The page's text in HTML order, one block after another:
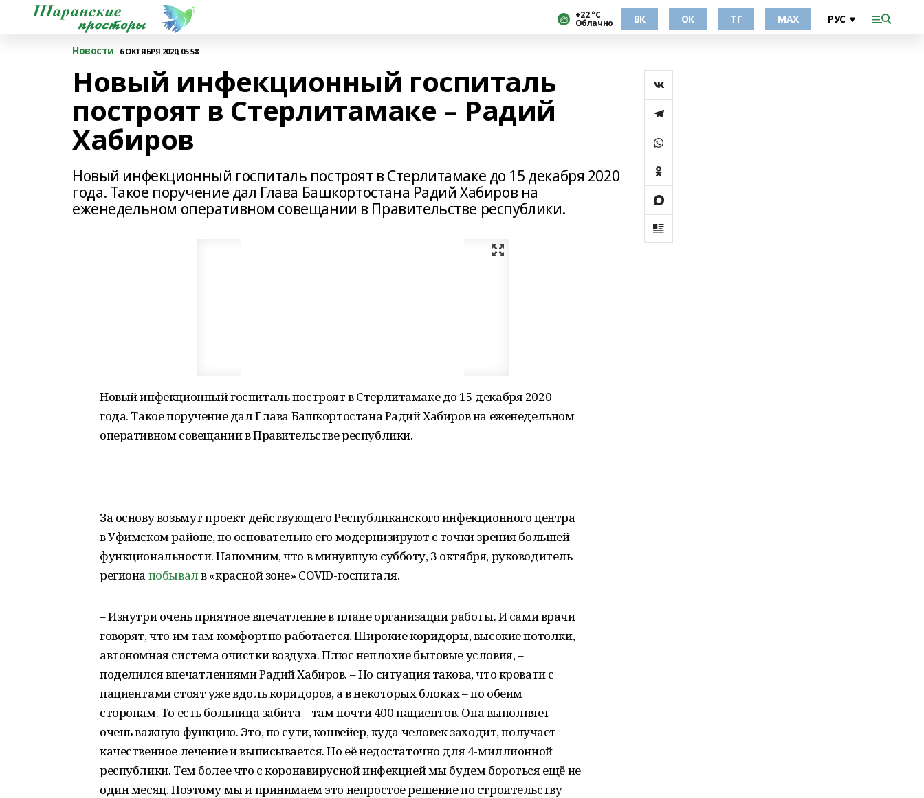
+22 °С
Облачно ВК ОК ТГ МАХ
Новости 6 ОКТЯБРЯ 2020, 05:58
Новый инфекционный госпиталь
построят в Стерлитамаке – Радий
Хабиров
Новый инфекционный госпиталь построят в Стерлитамаке до 15 декабря 2020
года. Такое поручение дал Глава Башкортостана Радий Хабиров на
еженедельном оперативном совещании в Правительстве республики.
Новый инфекционный госпиталь построят в Стерлитамаке до 15 декабря 2020
года. Такое поручение дал Глава Башкортостана Радий Хабиров на еженедельном
оперативном совещании в Правительстве республики.
За основу возьмут проект действующего Республиканского инфекционного центра
в Уфимском районе, но основательно его модернизируют с точки зрения большей
функциональности. Напомним, что в минувшую субботу, 3 октября, руководитель
региона побывалв «красной зоне» COVID-госпиталя.
– Изнутри очень приятное впечатление в плане организации работы. И сами врачи
говорят, что им там комфортно работается. Широкие коридоры, высокие потолки,
автономная система очистки воздуха. Плюс неплохие бытовые условия, –
поделился впечатлениями Радий Хабиров. – Но ситуация такова, что кровати с
пациентами стоят уже вдоль коридоров, а в некоторых блоках – по обеим
сторонам. То есть больница забита – там почти 400 пациентов. Она выполняет
очень важную функцию. Это, по сути, конвейер, куда человек заходит, получает
качественное лечение и выписывается. Но её недостаточно для 4-миллионной
республики. Тем более что с коронавирусной инфекцией мы будем бороться ещё не
один месяц. Поэтому мы и принимаем это непростое решение по строительству